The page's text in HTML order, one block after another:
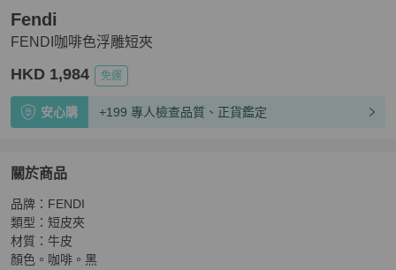
FENDI咖啡色浮雕短夾
Fendi
HKD 1,984 免運
安心購 +199 專人檢查品質、正貨鑑定
關於商品
關於 FENDI咖啡色浮雕短夾
品牌：FENDI
類型：短皮夾
材質：牛皮
顏色。咖啡。黑